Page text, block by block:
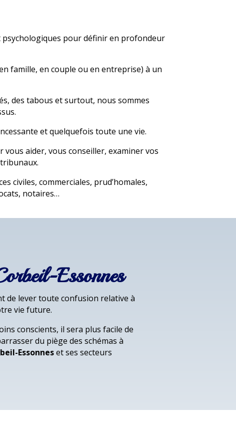
psychologiques pour définir en profondeur
famille, en couple ou en entreprise) à un
des tabous et surtout, nous sommes
et quelquefois toute une vie.
aider, vous conseiller, examiner vos
civiles, commerciales, prud’homales,
notaires…
Essonnes
de lever toute confusion relative à
vie future.
conscients, il sera plus facile de
du piège des schémas à
Essonneset ses secteurs